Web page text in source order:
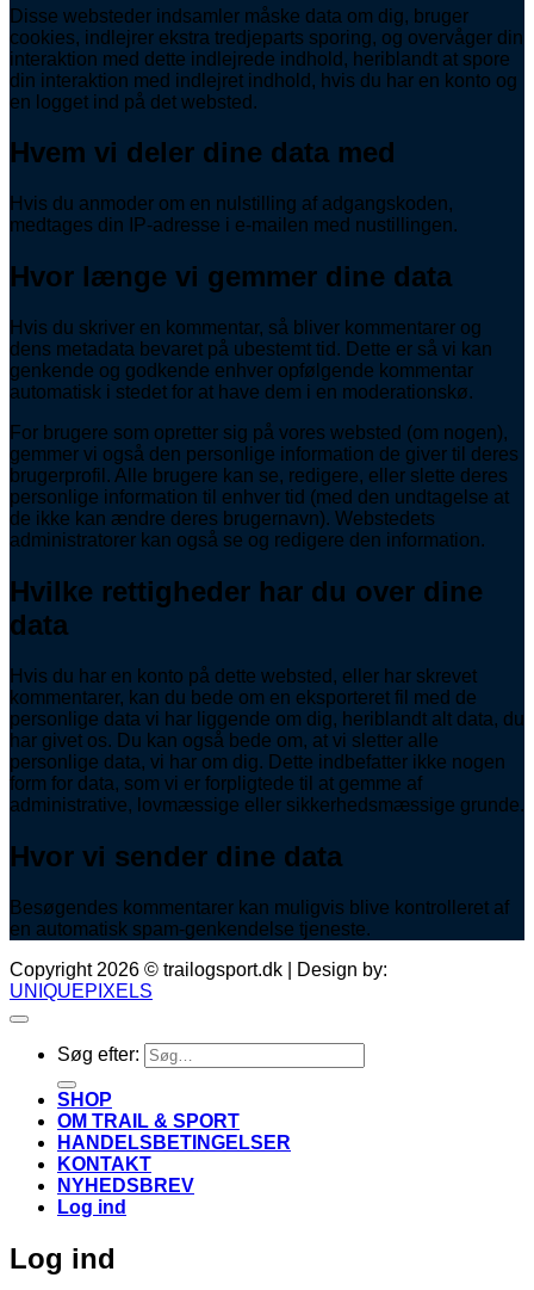
Disse websteder indsamler måske data om dig, bruger
cookies, indlejrer ekstra tredjeparts sporing, og overvåger din
interaktion med dette indlejrede indhold, heriblandt at spore
din interaktion med indlejret indhold, hvis du har en konto og
en logget ind på det websted.
Hvem vi deler dine data med
Hvis du anmoder om en nulstilling af adgangskoden,
medtages din IP-adresse i e-mailen med nustillingen.
Hvor længe vi gemmer dine data
Hvis du skriver en kommentar, så bliver kommentarer og
dens metadata bevaret på ubestemt tid. Dette er så vi kan
genkende og godkende enhver opfølgende kommentar
automatisk i stedet for at have dem i en moderationskø.
For brugere som opretter sig på vores websted (om nogen),
gemmer vi også den personlige information de giver til deres
brugerprofil. Alle brugere kan se, redigere, eller slette deres
personlige information til enhver tid (med den undtagelse at
de ikke kan ændre deres brugernavn). Webstedets
administratorer kan også se og redigere den information.
Hvilke rettigheder har du over dine
data
Hvis du har en konto på dette websted, eller har skrevet
kommentarer, kan du bede om en eksporteret fil med de
personlige data vi har liggende om dig, heriblandt alt data, du
har givet os. Du kan også bede om, at vi sletter alle
personlige data, vi har om dig. Dette indbefatter ikke nogen
form for data, som vi er forpligtede til at gemme af
administrative, lovmæssige eller sikkerhedsmæssige grunde.
Hvor vi sender dine data
Besøgendes kommentarer kan muligvis blive kontrolleret af
en automatisk spam-genkendelse tjeneste.
Copyright 2026 © trailogsport.dk | Design by:
UNIQUEPIXELS
Søg efter:
SHOP
OM TRAIL & SPORT
HANDELSBETINGELSER
KONTAKT
NYHEDSBREV
Log ind
Log ind